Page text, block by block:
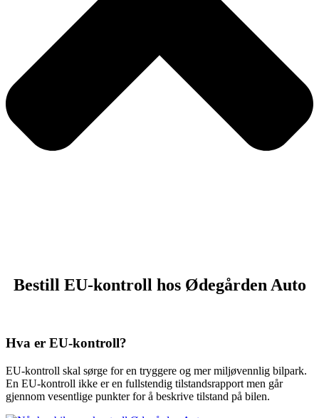
Bestill EU-kontroll hos Ødegården Auto
Hva er EU-kontroll?
EU-kontroll skal sørge for en tryggere og mer miljøvennlig bilpark.
En EU-kontroll ikke er en fullstendig tilstandsrapport men går
gjennom vesentlige punkter for å beskrive tilstand på bilen.